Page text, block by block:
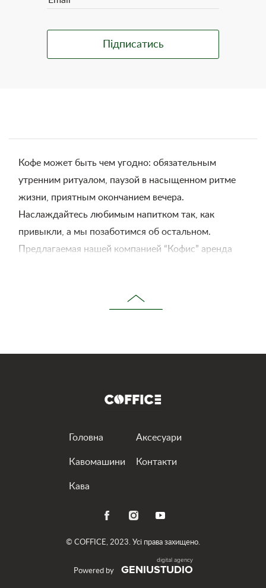
Кофе может быть чем угодно: обязательным
утренним ритуалом, паузой в насыщенном ритме
жизни, приятным окончанием вечера.
Наслаждайтесь любимым напитком так, как
привыкли, а мы позаботимся об остальном.
Предлагаемая нашей компанией “Кофис” аренда
Нужно лишь оформить заказ на сайте, и в вашем
Наши аппараты премиум-класса готовят
бариста, который работает в режиме 24/7.
Кофемашина напрокат – всегда хорошее решение
Существуют ли ситуации, в которых чашечка
Мы уверены, что насладиться кофе можно всегда.
эксплуатации.
Головна
Кавомашини
Кава
Аксесуари
Контакти
© COFFICE, 2023. Усі права захищено.
Powered by GENIUSTUDIO